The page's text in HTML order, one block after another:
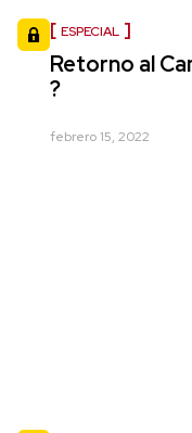
ESPECIAL
Retorno al
?
febrero 15, 2022